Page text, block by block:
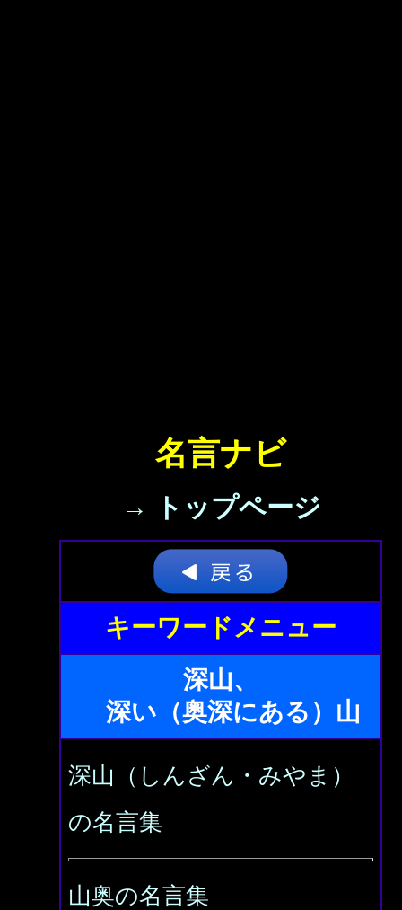
名言ナビ
→ トップページ
キーワードメニュー
深山、
深い（奥深にある）山
深山（しんざん・みやま）
の名言集
山奥の名言集